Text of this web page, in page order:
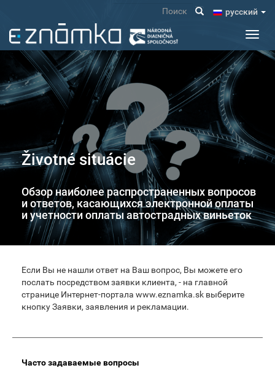
основному
содержанию
pусский
Поиск
Životné situácie
Обзор наиболее распространенных вопросов
и ответов, касающихся электронной оплаты
и учетности оплаты автострадных виньеток
Если Вы не нашли ответ на Ваш вопрос, Вы можете его
послать посредством заявки клиента, - на главной
странице Интернет-портала www.eznamka.sk выберите
кнопку Заявки, заявления и рекламации.
Main
Часто задаваемые вопросы